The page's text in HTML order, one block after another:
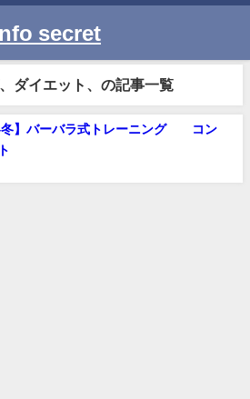
secret
ダイエット、の記事一覧
冬】バーバラ式トレーニング コン